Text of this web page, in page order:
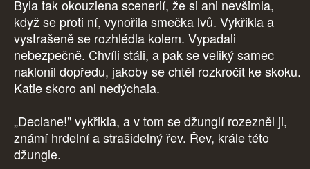
Byla tak okouzlena scenerií, že si ani nevšimla,
když se proti ní, vynořila smečka lvů. Vykřikla a
vystrašeně se rozhlédla kolem. Vypadali
nebezpečně. Chvíli stáli, a pak se veliký samec
naklonil dopředu, jakoby se chtěl rozkročit ke skoku.
Katie skoro ani nedýchala.
„Declane!" vykřikla, a v tom se džunglí rozezněl ji,
známí hrdelní a strašidelný řev. Řev, krále této
džungle.